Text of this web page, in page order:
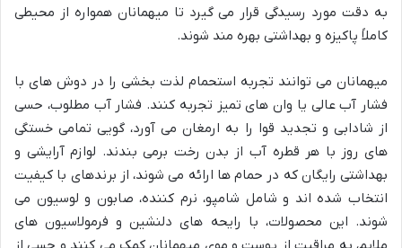
به دقت مورد رسیدگی قرار می گیرد تا میهمانان همواره از محیطی
کاملاً پاکیزه و بهداشتی بهره مند شوند.
میهمانان می توانند تجربه استحمام لذت بخشی را در دوش های با
فشار آب عالی یا وان های تمیز تجربه کنند. فشار آب مطلوب، حسی
از شادابی و تجدید قوا را به ارمغان می آورد، گویی تمامی خستگی
های روز با هر قطره آب از بدن رخت برمی بندند. لوازم آرایشی و
بهداشتی رایگان که در حمام ها ارائه می شوند، از برندهای با کیفیت
انتخاب شده اند و شامل شامپو، نرم کننده، صابون و لوسیون می
شوند. این محصولات، با رایحه های دلنشین و فرمولاسیون های